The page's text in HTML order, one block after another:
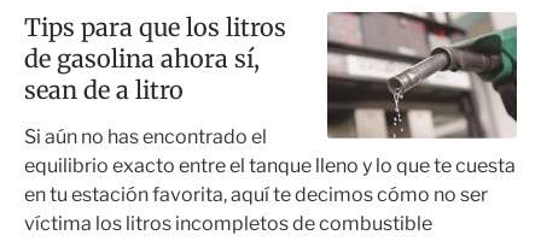
Tips para que los litros
de gasolina ahora sí,
sean de a litro
Si aún no has encontrado el
equilibrio exacto entre el tanque lleno y lo que te cuesta
en tu estación favorita, aquí te decimos cómo no ser
víctima los litros incompletos de combustible